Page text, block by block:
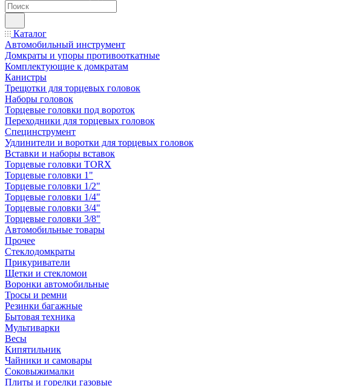
Каталог
Автомобильный инструмент
Домкраты и упоры противооткатные
Комплектующие к домкратам
Канистры
Трещотки для торцевых головок
Наборы головок
Торцевые головки под вороток
Переходники для торцевых головок
Специнструмент
Удлинители и воротки для торцевых головок
Вставки и наборы вставок
Торцевые головки TORX
Торцевые головки 1"
Торцевые головки 1/2"
Торцевые головки 1/4"
Торцевые головки 3/4"
Торцевые головки 3/8"
Автомобильные товары
Прочее
Стеклодомкраты
Прикуриватели
Щетки и стекломои
Воронки автомобильные
Тросы и ремни
Резинки багажные
Бытовая техника
Мультиварки
Весы
Кипятильник
Чайники и самовары
Соковыжималки
Плиты и горелки газовые